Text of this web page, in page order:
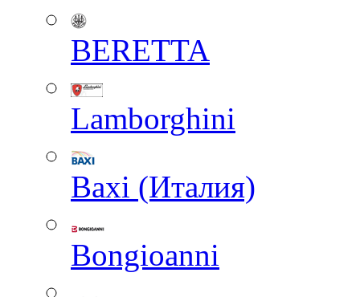
BERETTA
Lamborghini
Baxi (Италия)
Вongioanni